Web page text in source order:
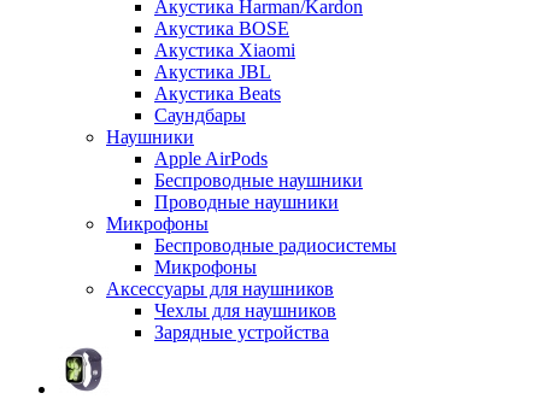
Акустика Harman/Kardon
Акустика BOSE
Акустика Xiaomi
Акустика JBL
Акустика Beats
Саундбары
Наушники
Apple AirPods
Беспроводные наушники
Проводные наушники
Микрофоны
Беспроводные радиосистемы
Микрофоны
Аксессуары для наушников
Чехлы для наушников
Зарядные устройства